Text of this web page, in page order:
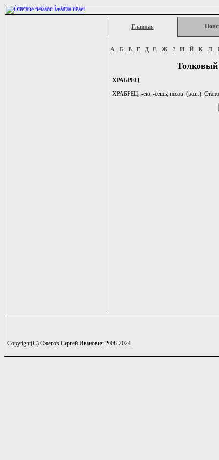
Главная
А Б В Г Д Е Ж З И Й К Л
Толковый
ХРАБРЕЦ
ХРАБРЕЦ, -ею, -еешь; несов. (разг.).
Copyright(C) Ожегов Сергей Иванович 2008-2024